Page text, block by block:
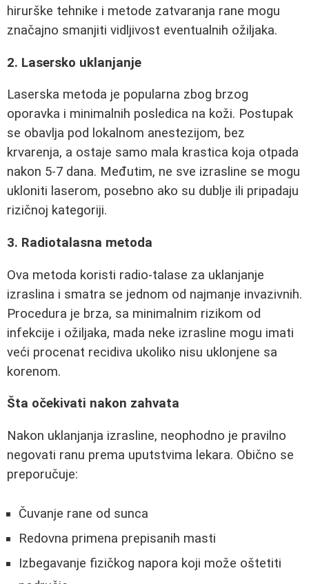
hirurške tehnike i metode zatvaranja rane mogu
značajno smanjiti vidljivost eventualnih ožiljaka.
2. Lasersko uklanjanje
Laserska metoda je popularna zbog brzog
oporavka i minimalnih posledica na koži. Postupak
se obavlja pod lokalnom anestezijom, bez
krvarenja, a ostaje samo mala krastica koja otpada
nakon 5-7 dana. Međutim, ne sve izrasline se mogu
ukloniti laserom, posebno ako su dublje ili pripadaju
rizičnoj kategoriji.
3. Radiotalasna metoda
Ova metoda koristi radio-talase za uklanjanje
izraslina i smatra se jednom od najmanje invazivnih.
Procedura je brza, sa minimalnim rizikom od
infekcije i ožiljaka, mada neke izrasline mogu imati
veći procenat recidiva ukoliko nisu uklonjene sa
korenom.
Šta očekivati nakon zahvata
Nakon uklanjanja izrasline, neophodno je pravilno
negovati ranu prema uputstvima lekara. Obično se
preporučuje:
Čuvanje rane od sunca
Redovna primena prepisanih masti
Izbegavanje fizičkog napora koji može oštetiti